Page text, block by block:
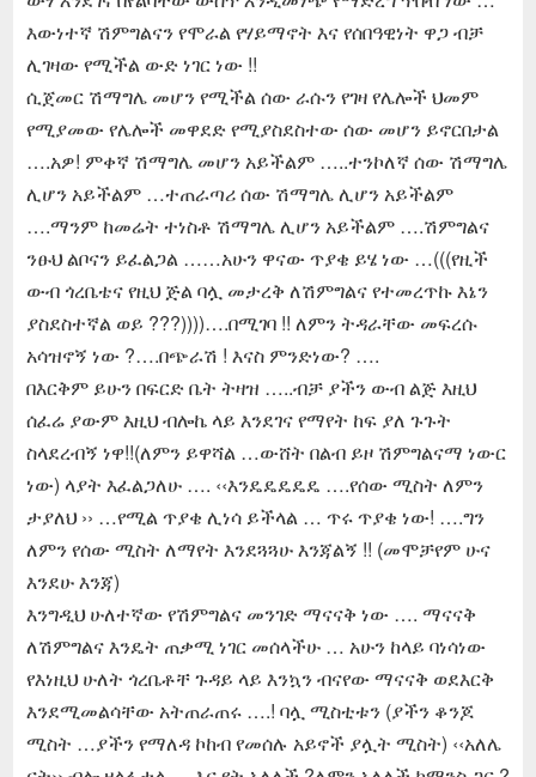
እውነተኛ ሽምግልናን የሞራል የሃይማኖት እና የሰበዓዊነት ዋጋ ብቻ
ሊገዛው የሚችል ውድ ነገር ነው !!
ሲጀመር ሽማግሌ መሆን የሚችል ሰው ራሱን የገዛ የሌሎች ህመም
የሚያመው የሌሎች መዋደድ የሚያስደስተው ሰው መሆን ይኖርበታል
….አዎ! ምቀኛ ሽማግሌ መሆን አይችልም …..ተንኮለኛ ሰው ሽማግሌ
ሊሆን አይችልም …ተጠራጣሪ ሰው ሽማግሌ ሊሆን አይችልም
….ማንም ከመሬት ተነስቶ ሽማግሌ ሊሆን አይችልም ….ሽምግልና
ንፁህ ልቦናን ይፈልጋል ……አሁን ዋናው ጥያቄ ይሄ ነው …(((የዚች
ውብ ጎረቤቴና የዚህ ጅል ባሏ መታረቅ ለሽምግልና የተመረጥኩ እኔን
ያስደስተኛል ወይ ???))))….በሚገባ !! ለምን ትዳራቸው መፍረሱ
አሳዝኖኝ ነው ?….በጭራሽ ! እናስ ምንድነው? ….
በእርቅም ይሁን በፍርድ ቤት ትዛዝ …..ብቻ ያችን ውብ ልጅ እዚህ
ሰፈሬ ያውም እዚህ ብሎኬ ላይ እንደገና የማየት ከፍ ያለ ጉጉት
ስላደረብኝ ነዋ!!(ለምን ይዋሻል …ውሸት በልብ ይዞ ሽምግልናማ ነውር
ነው) ላያት እፈልጋለሁ …. ‹‹እንዴዴዴዴዴ ….የሰው ሚስት ለምን
ታያለህ ›› …የሚል ጥያቄ ሊነሳ ይችላል … ጥሩ ጥያቄ ነው! ….ግን
ለምን የሰው ሚስት ለማየት እንደጓጓሁ እንጃልኝ !! (መሞቻየም ሁና
እንደሁ እንጃ)
እንግዲህ ሁለተኛው የሽምግልና መንገድ ማናናቅ ነው …. ማናናቅ
ለሽምግልና እንዴት ጠቃሚ ነገር መሰላችሁ … አሁን ከላይ ባነሳነው
የእነዚህ ሁለት ጎረቤቶቸ ጉዳይ ላይ እንኳን ብናየው ማናናቅ ወደእርቅ
እንደሚመልሳቸው አትጠራጠሩ ….! ባሏ ሚስቲቱን (ያችን ቆንጆ
ሚስት …ያችን የማለዳ ኮከብ የመሰሉ አይኖች ያሏት ሚስት) ‹‹አለሌ